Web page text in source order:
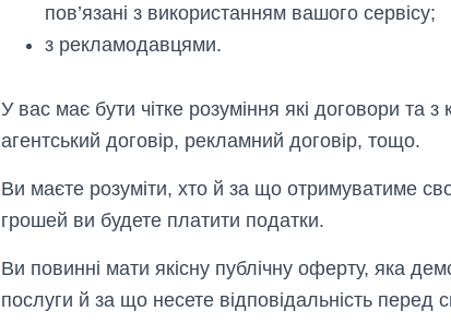
пов’язані з використанням вашого сервісу;
з рекламодавцями.
У вас має бути чітке розуміння які договори та з
агентський договір, рекламний договір, тощо.
Ви маєте розуміти, хто й за що отримуватиме
грошей ви будете платити податки.
Ви повинні мати якісну публічну оферту, яка
послуги й за що несете відповідальність перед